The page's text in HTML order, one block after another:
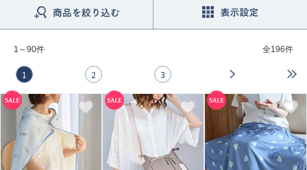
1～90件 全196件
1 2 3